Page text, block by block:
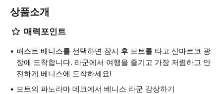
상품소개
매력포인트
패스트 베니스를 선택하면 잠시 후 보트를 타고 산마르코 광
장에 도착합니다. 라군에서 여행을 즐기고 가장 저렴하고 안
전하게 베니스에 도착하세요!
보트의 파노라마 데크에서 베니스 라군 감상하기